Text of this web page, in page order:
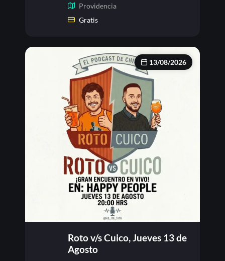
Providencia
Gratis
13/08/2026
Roto v/s Cuico, Jueves 13 de
Agosto